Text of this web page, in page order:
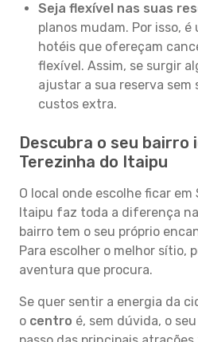
Seja flexível nas suas
planos mudam. Por isso,
hotéis que ofereçam
flexível. Assim, se surgir
ajustar a sua reserva sem
custos extra.
Descubra o seu bairro
Terezinha do Itaipu
O local onde escolhe ficar
Itaipu faz toda a diferença
bairro tem o seu próprio
Para escolher o melhor sítio,
aventura que procura.
Se quer sentir a energia da
o centro é, sem dúvida, o